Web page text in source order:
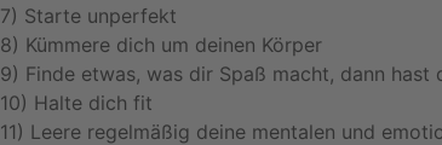
7) Starte unperfekt
8) Kümmere dich um deinen Körper
9) Finde etwas, was dir Spaß macht, dann hast
10) Halte dich fit
11) Leere regelmäßig deine mentalen und